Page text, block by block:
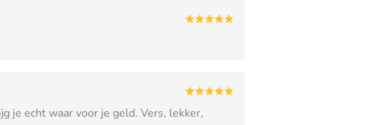
je echt waar voor je geld. Vers, lekker,